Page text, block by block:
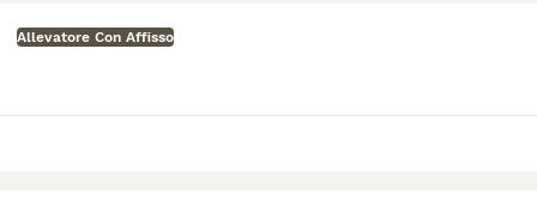
Allevatore Con Affisso